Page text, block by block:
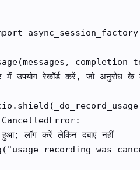
async_session_factory
उपयोग रेकॉर्ड करें, जो अनुरोध
लॉग करें लेकिन दबाएं नहीं
recording was